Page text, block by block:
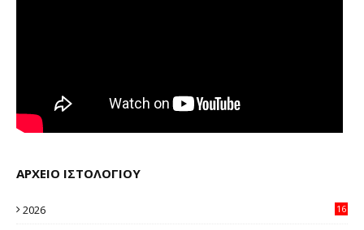
ΑΡΧΕΙΟ ΙΣΤΟΛΟΓΙΟΥ
2026
16